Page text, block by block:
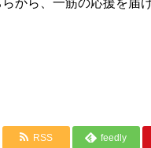
から、一筋の応援を届
RSS feedly